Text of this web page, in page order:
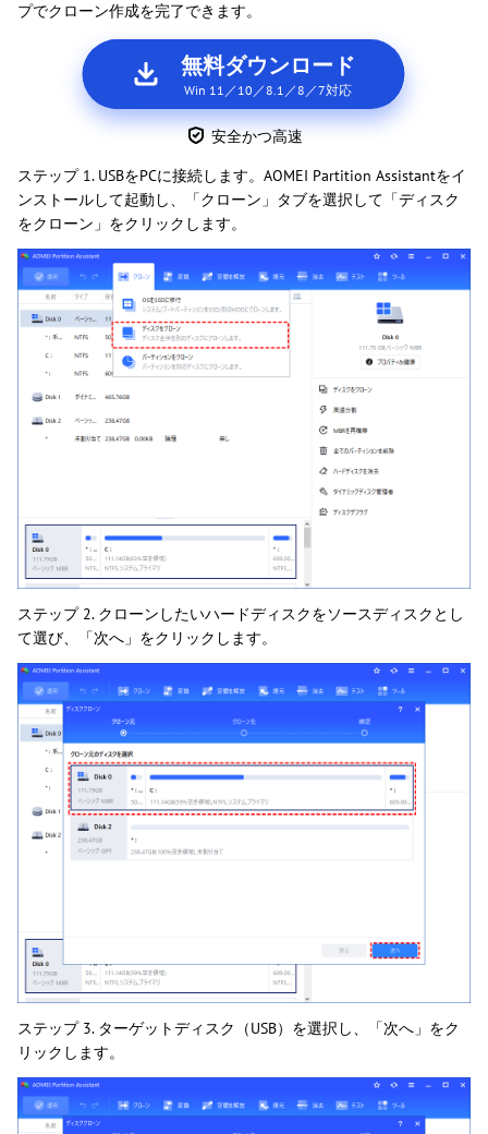
プでクローン作成を完了できます。
無料ダウンロード
Win 11／10／8.1／8／7対応
安全かつ高速
ステップ 1. USBをPCに接続します。AOMEI Partition Assistantをイ
ンストールして起動し、「クローン」タブを選択して「ディスク
をクローン」をクリックします。
ステップ 2. クローンしたいハードディスクをソースディスクとし
て選び、「次へ」をクリックします。
ステップ 3. ターゲットディスク（USB）を選択し、「次へ」をク
リックします。